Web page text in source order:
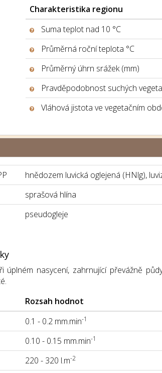
Charakteristika regionu
Suma teplot nad 10 °C
Průměrná roční teplota °C
Průměrný úhrn srážek (mm)
Pravděpodobnost suchých
Vláhová jistota ve vegetačním
hnědozem luvická oglejená (HNlg),
sprašová hlína
pseudogleje
úplném nasycení, zahrnující převážně
Rozsah hodnot
0.1 - 0.2 mm.min-1
0.10 - 0.15 mm.min-1
220 - 320 l.m-2